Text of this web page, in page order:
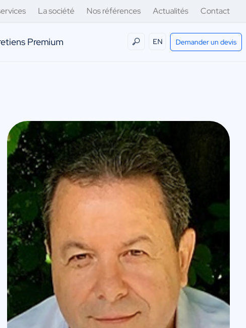
La société Nos références Actualités Contact
Premium EN Demander un devis